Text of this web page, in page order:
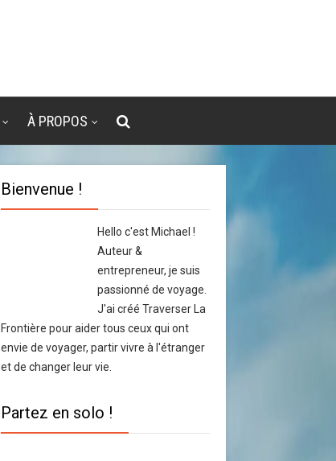
À PROPOS
Bienvenue !
Hello c'est Michael !
Auteur &
entrepreneur, je suis
passionné de voyage.
J'ai créé Traverser La
Frontière pour aider tous ceux qui ont
envie de voyager, partir vivre à l'étranger
et de changer leur vie.
Partez en solo !